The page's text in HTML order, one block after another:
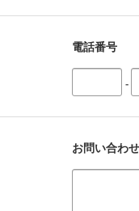
電話番号
-
お問い合わ